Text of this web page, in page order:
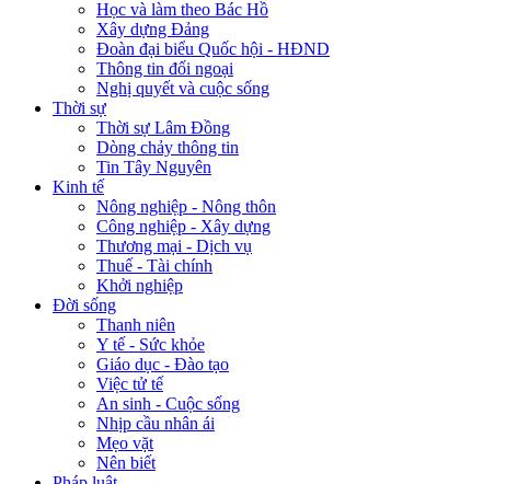
Học và làm theo Bác Hồ
Xây dựng Đảng
Đoàn đại biểu Quốc hội - HĐND
Thông tin đối ngoại
Nghị quyết và cuộc sống
Thời sự
Thời sự Lâm Đồng
Dòng chảy thông tin
Tin Tây Nguyên
Kinh tế
Nông nghiệp - Nông thôn
Công nghiệp - Xây dựng
Thương mại - Dịch vụ
Thuế - Tài chính
Khởi nghiệp
Đời sống
Thanh niên
Y tế - Sức khỏe
Giáo dục - Đào tạo
Việc tử tế
An sinh - Cuộc sống
Nhịp cầu nhân ái
Mẹo vặt
Nên biết